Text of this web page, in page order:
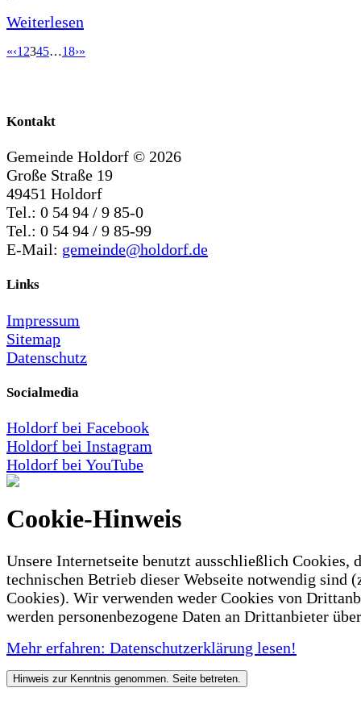
Weiterlesen
«‹1 2345…18›»
Kontakt
Gemeinde Holdorf © 2026
Große Straße 19
49451 Holdorf
Tel.: 0 54 94 / 9 85-0
Tel.: 0 54 94 / 9 85-99
E-Mail: gemeinde@holdorf.de
Links
Impressum
Sitemap
Datenschutz
Socialmedia
Holdorf bei Facebook
Holdorf bei Instagram
Holdorf bei YouTube
Cookie-Hinweis
Unsere Internetseite benutzt ausschließlich Cookies,
technischen Betrieb dieser Webseite notwendig sind
Cookies). Wir verwenden weder Cookies von
werden personenbezogene Daten an Drittanbieter
Mehr erfahren: Datenschutzerklärung lesen!
Hinweis zur Kenntnis genommen. Seite betreten.